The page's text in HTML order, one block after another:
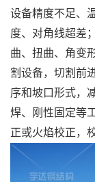
设备精度不足、
度、对角线超差
曲、扭曲、角变
割设备，切割前
序和坡口形式，
焊、刚性固定等
正或火焰校正，